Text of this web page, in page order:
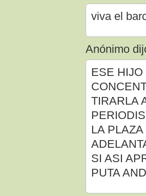
viva el
Anónimo
ESE
TIRARLA
LA
SI ASI
PUTA